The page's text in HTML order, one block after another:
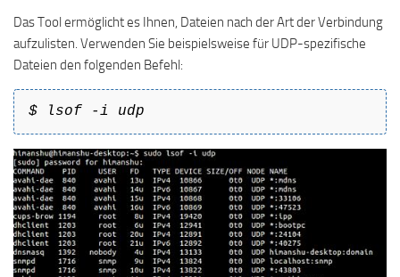
Das Tool ermöglicht es Ihnen, Dateien nach der Art der Verbindung
aufzulisten. Verwenden Sie beispielsweise für UDP-spezifische
Dateien den folgenden Befehl:
$ lsof -i udp